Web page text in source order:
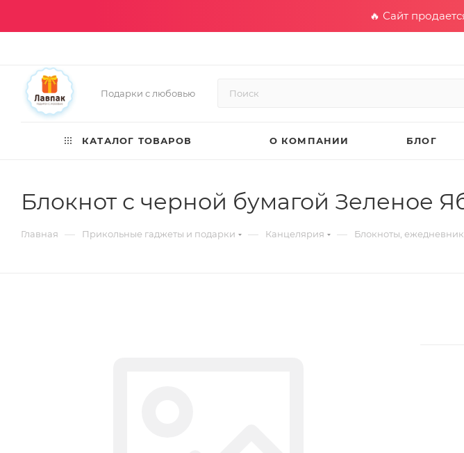
🔥 Сайт
Подарки с любовью
КАТАЛОГ ТОВАРОВ О КОМПАНИИ БЛОГ
Блокнот с черной бумагой Зеленое
Главная — Прикольные гаджеты и подарки — Канцелярия — Блокноты,